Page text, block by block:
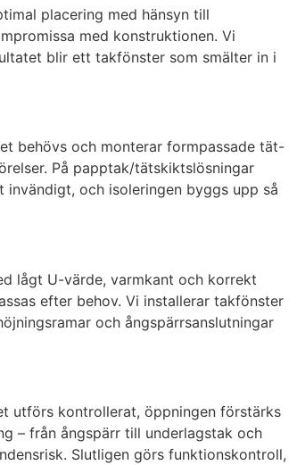
placering med hänsyn till
med konstruktionen. Vi
blir ett takfönster som smälter in i
behövs och monterar formpassade tät-
På papptak/tätskiktslösningar
och isoleringen byggs upp så
lågt U-värde, varmkant och korrekt
efter behov. Vi installerar takfönster
och ångspärrsanslutningar
utförs kontrollerat, öppningen förstärks
– från ångspärr till underlagstak och
Slutligen görs funktionskontroll,